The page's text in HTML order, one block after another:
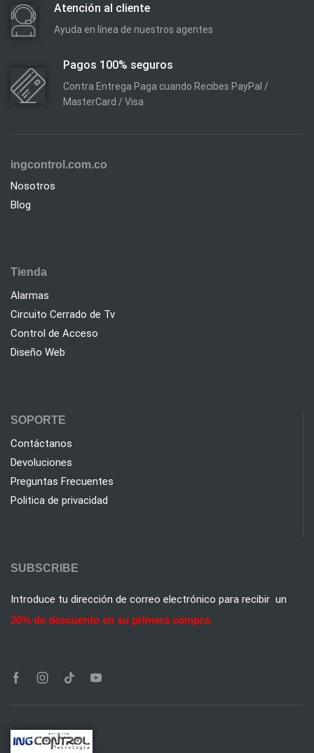
Atención al cliente
Ayuda en línea de nuestros agentes
Pagos 100% seguros
Contra Entrega Paga cuando Recibes PayPal /
MasterCard / Visa
ingcontrol.com.co
Nosotros
Blog
Tienda
Alarmas
Circuito Cerrado de Tv
Control de Acceso
Diseño Web
SOPORTE
Contáctanos
Devoluciones
Preguntas Frecuentes
Politica de privacidad
SUBSCRIBE
Introduce tu dirección de correo electrónico para recibir un
20% de descuento en su primera compra.